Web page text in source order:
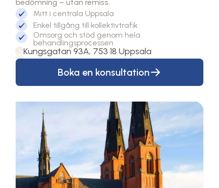
bedömning – utan remiss.
Mitt i centrala Uppsala
Enkel tillgång till kollektivtrafik
Omsorg och stöd genom hela
behandlingsprocessen
Kungsgatan 93A, 753 18 Uppsala
Boka en konsultation